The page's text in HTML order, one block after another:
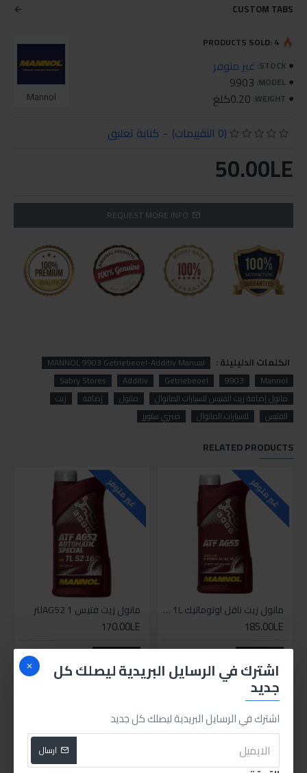
اشترك في الرسايل البريدية ليصلك كل
جديد
اشترك في الرسايل البريدية ليصلك كل جديد
ارسال
CUSTOM TABS
STOCK: غير متوفر
MODEL:
9903
WEIGHT: 0.20كلغ Mannol
PRODUCTS SOLD: 4
(0 التقييمات) - كتابة تعليق
50.00LE
REQUEST MORE INFO
الكلمات الدليليلة :
MANNOL 9903 Getriebeoel-Additiv Manual
Mannol
9903
Getriebeoel
Additiv
Sabry Stores
مانول إضافة زيت الفتيس للسيارات المانوال
مانول إضافة
زيت
الفتيس
للسيارات.المانوال صبري ستورز
RELATED PRODUCTS
غير متوفر
مانول زيت ناقل اوتوماتيك ATF AG55 1L
185.00LE
اضافة للسلة
غير متوفر
مانول زيت فتيس AG52 1لتر
170.00LE
اضافة للسلة
PEOPLE ALSO BOUGHT
غير متوفر غير متوفر